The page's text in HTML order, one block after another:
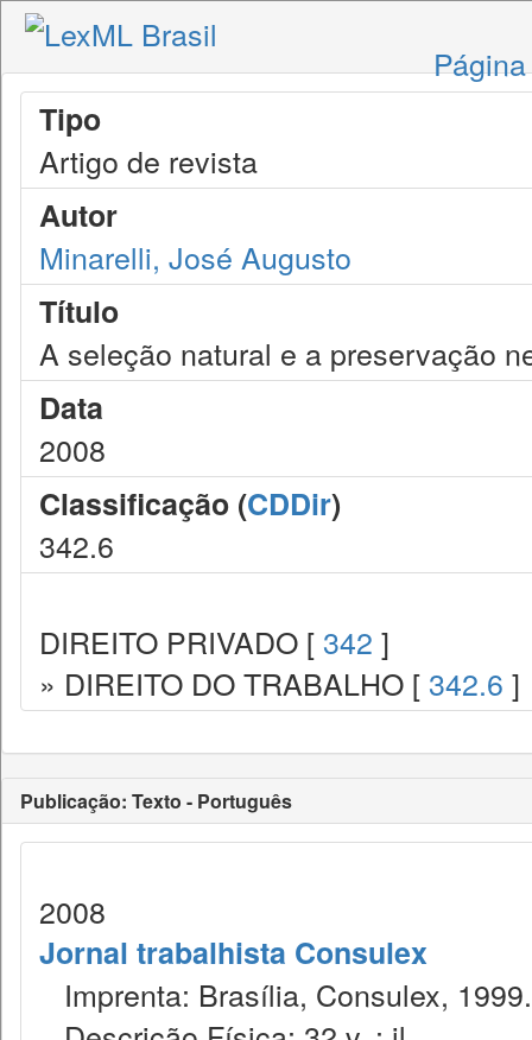
Tipo
Artigo de revista
Autor
Minarelli, José Augusto
Título
A seleção natural e a preservação
Data
2008
Classificação (CDDir)
342.6
DIREITO PRIVADO [ 342 ]
» DIREITO DO TRABALHO [ 342.6 ]
Publicação: Texto - Português
2008
Jornal trabalhista Consulex
Imprenta: Brasília, Consulex, 1999.